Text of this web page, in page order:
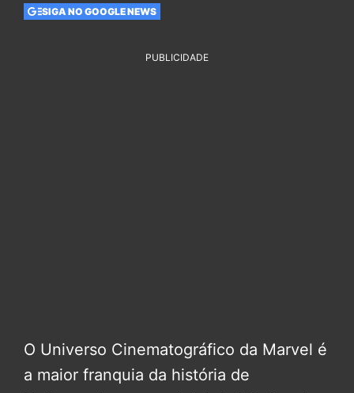
SIGA NO GOOGLE NEWS
PUBLICIDADE
O Universo Cinematográfico da Marvel é
a maior franquia da história de